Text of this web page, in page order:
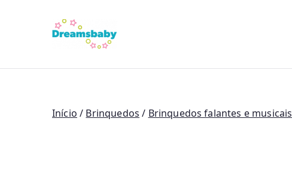
Início / Brinquedos / Brinquedos falantes e musicais